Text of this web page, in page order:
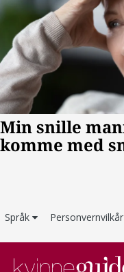
Språk Personvernvilkår